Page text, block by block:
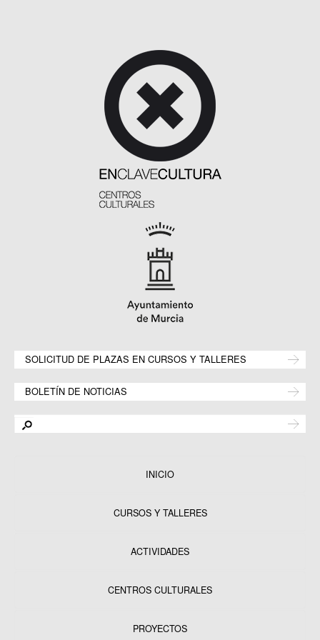
SOLICITUD DE PLAZAS EN CURSOS Y TALLERES
BOLETÍN DE NOTICIAS
INICIO
CURSOS Y TALLERES
ACTIVIDADES
CENTROS CULTURALES
PROYECTOS